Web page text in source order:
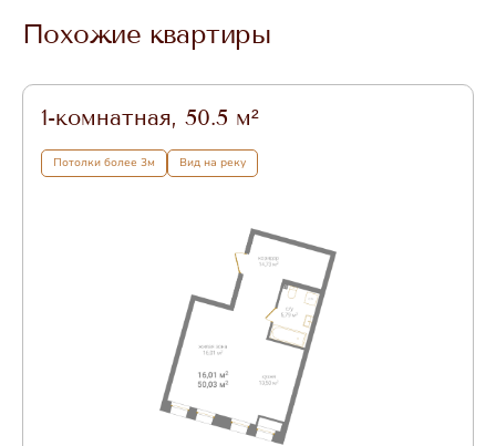
Похожие квартиры
1-комнатная, 50.5 м²
Потолки более 3м Вид на реку